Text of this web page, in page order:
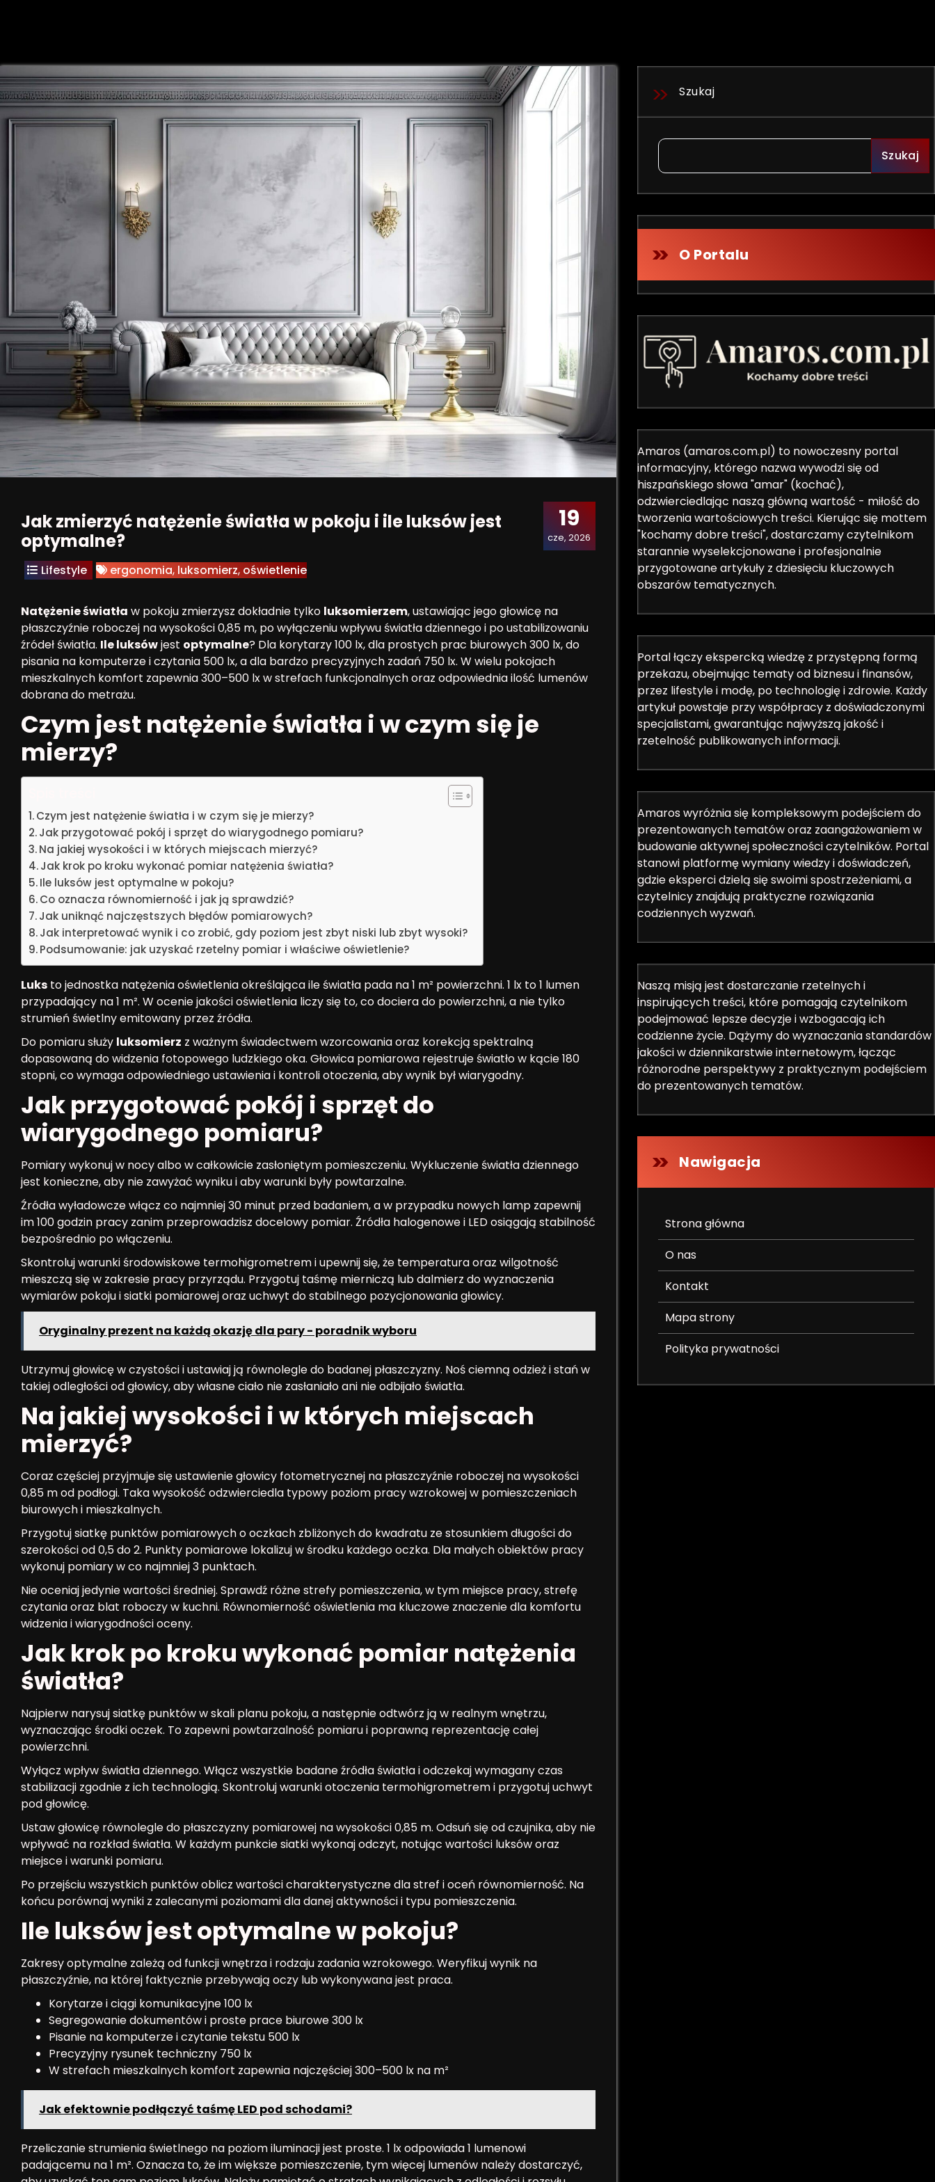
19
cze, 2026
Jak zmierzyć natężenie światła w pokoju i ile luksów jest
optymalne?
Lifestyle ergonomia, luksomierz, oświetlenie
Natężenie światła w pokoju zmierzysz dokładnie tylko luksomierzem, ustawiając jego głowicę na
płaszczyźnie roboczej na wysokości 0,85 m, po wyłączeniu wpływu światła dziennego i po ustabilizowaniu
źródeł światła. Ile luksówjest optymalne? Dla korytarzy 100 lx, dla prostych prac biurowych 300 lx, do
pisania na komputerze i czytania 500 lx, a dla bardzo precyzyjnych zadań 750 lx. W wielu pokojach
mieszkalnych komfort zapewnia 300–500 lx w strefach funkcjonalnych oraz odpowiednia ilość lumenów
dobrana do metrażu.
Czym jest natężenie światła i w czym się je
mierzy?
Czym jest natężenie światła i w czym się je mierzy?
Jak przygotować pokój i sprzęt do wiarygodnego pomiaru?
Na jakiej wysokości i w których miejscach mierzyć?
Jak krok po kroku wykonać pomiar natężenia światła?
Ile luksów jest optymalne w pokoju?
Co oznacza równomierność i jak ją sprawdzić?
Jak uniknąć najczęstszych błędów pomiarowych?
Jak interpretować wynik i co zrobić, gdy poziom jest zbyt niski lub zbyt wysoki?
Podsumowanie: jak uzyskać rzetelny pomiar i właściwe oświetlenie?
Luks to jednostka natężenia oświetlenia określająca ile światła pada na 1 m² powierzchni. 1 lx to 1 lumen
przypadający na 1 m². W ocenie jakości oświetlenia liczy się to, co dociera do powierzchni, a nie tylko
strumień świetlny emitowany przez źródła.
Do pomiaru służy luksomierz z ważnym świadectwem wzorcowania oraz korekcją spektralną
dopasowaną do widzenia fotopowego ludzkiego oka. Głowica pomiarowa rejestruje światło w kącie 180
stopni, co wymaga odpowiedniego ustawienia i kontroli otoczenia, aby wynik był wiarygodny.
Jak przygotować pokój i sprzęt do
wiarygodnego pomiaru?
Pomiary wykonuj w nocy albo w całkowicie zasłoniętym pomieszczeniu. Wykluczenie światła dziennego
jest konieczne, aby nie zawyżać wyniku i aby warunki były powtarzalne.
Źródła wyładowcze włącz co najmniej 30 minut przed badaniem, a w przypadku nowych lamp zapewnij
im 100 godzin pracy zanim przeprowadzisz docelowy pomiar. Źródła halogenowe i LED osiągają stabilność
bezpośrednio po włączeniu.
Skontroluj warunki środowiskowe termohigrometrem i upewnij się, że temperatura oraz wilgotność
mieszczą się w zakresie pracy przyrządu. Przygotuj taśmę mierniczą lub dalmierz do wyznaczenia
wymiarów pokoju i siatki pomiarowej oraz uchwyt do stabilnego pozycjonowania głowicy.
Oryginalny prezent na każdą okazję dla pary - poradnik wyboru
Utrzymuj głowicę w czystości i ustawiaj ją równolegle do badanej płaszczyzny. Noś ciemną odzież i stań w
takiej odległości od głowicy, aby własne ciało nie zasłaniało ani nie odbijało światła.
Na jakiej wysokości i w których miejscach
mierzyć?
Coraz częściej przyjmuje się ustawienie głowicy fotometrycznej na płaszczyźnie roboczej na wysokości
0,85 m od podłogi. Taka wysokość odzwierciedla typowy poziom pracy wzrokowej w pomieszczeniach
biurowych i mieszkalnych.
Przygotuj siatkę punktów pomiarowych o oczkach zbliżonych do kwadratu ze stosunkiem długości do
szerokości od 0,5 do 2. Punkty pomiarowe lokalizuj w środku każdego oczka. Dla małych obiektów pracy
wykonuj pomiary w co najmniej 3 punktach.
Nie oceniaj jedynie wartości średniej. Sprawdź różne strefy pomieszczenia, w tym miejsce pracy, strefę
czytania oraz blat roboczy w kuchni. Równomierność oświetlenia ma kluczowe znaczenie dla komfortu
widzenia i wiarygodności oceny.
Jak krok po kroku wykonać pomiar natężenia
światła?
Najpierw narysuj siatkę punktów w skali planu pokoju, a następnie odtwórz ją w realnym wnętrzu,
wyznaczając środki oczek. To zapewni powtarzalność pomiaru i poprawną reprezentację całej
powierzchni.
Wyłącz wpływ światła dziennego. Włącz wszystkie badane źródła światła i odczekaj wymagany czas
stabilizacji zgodnie z ich technologią. Skontroluj warunki otoczenia termohigrometrem i przygotuj uchwyt
pod głowicę.
Ustaw głowicę równolegle do płaszczyzny pomiarowej na wysokości 0,85 m. Odsuń się od czujnika, aby nie
wpływać na rozkład światła. W każdym punkcie siatki wykonaj odczyt, notując wartości luksów oraz
miejsce i warunki pomiaru.
Po przejściu wszystkich punktów oblicz wartości charakterystyczne dla stref i oceń równomierność. Na
końcu porównaj wyniki z zalecanymi poziomami dla danej aktywności i typu pomieszczenia.
Ile luksów jest optymalne w pokoju?
Zakresy optymalne zależą od funkcji wnętrza i rodzaju zadania wzrokowego. Weryfikuj wynik na
płaszczyźnie, na której faktycznie przebywają oczy lub wykonywana jest praca.
Korytarze i ciągi komunikacyjne 100 lx
Segregowanie dokumentów i proste prace biurowe 300 lx
Pisanie na komputerze i czytanie tekstu 500 lx
Precyzyjny rysunek techniczny 750 lx
W strefach mieszkalnych komfort zapewnia najczęściej 300–500 lx na m²
Jak efektownie podłączyć taśmę LED pod schodami?
Przeliczanie strumienia świetlnego na poziom iluminacji jest proste. 1 lx odpowiada 1 lumenowi
padającemu na 1 m². Oznacza to, że im większe pomieszczenie, tym więcej lumenów należy dostarczyć,
Szukaj
Szukaj
O Portalu
Amaros (amaros.com.pl) to nowoczesny portal
informacyjny, którego nazwa wywodzi się od
hiszpańskiego słowa "amar" (kochać),
odzwierciedlając naszą główną wartość - miłość do
tworzenia wartościowych treści. Kierując się mottem
"kochamy dobre treści", dostarczamy czytelnikom
starannie wyselekcjonowane i profesjonalnie
przygotowane artykuły z dziesięciu kluczowych
obszarów tematycznych.
Portal łączy ekspercką wiedzę z przystępną formą
przekazu, obejmując tematy od biznesu i finansów,
przez lifestyle i modę, po technologię i zdrowie. Każdy
artykuł powstaje przy współpracy z doświadczonymi
specjalistami, gwarantując najwyższą jakość i
rzetelność publikowanych informacji.
Amaros wyróżnia się kompleksowym podejściem do
prezentowanych tematów oraz zaangażowaniem w
budowanie aktywnej społeczności czytelników. Portal
stanowi platformę wymiany wiedzy i doświadczeń,
gdzie eksperci dzielą się swoimi spostrzeżeniami, a
czytelnicy znajdują praktyczne rozwiązania
codziennych wyzwań.
Naszą misją jest dostarczanie rzetelnych i
inspirujących treści, które pomagają czytelnikom
podejmować lepsze decyzje i wzbogacają ich
codzienne życie. Dążymy do wyznaczania standardów
jakości w dziennikarstwie internetowym, łącząc
różnorodne perspektywy z praktycznym podejściem
do prezentowanych tematów.
Nawigacja
Strona główna
O nas
Kontakt
Mapa strony
Polityka prywatności